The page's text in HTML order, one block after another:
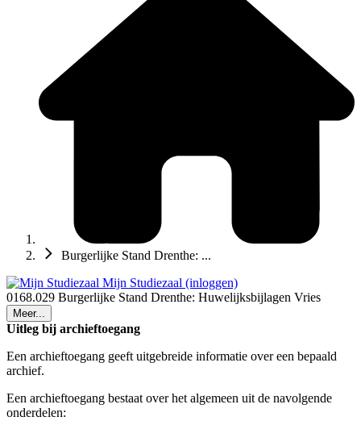
Burgerlijke Stand Drenthe: ...
Mijn Studiezaal (inloggen)
0168.029 Burgerlijke Stand Drenthe: Huwelijksbijlagen Vries
Meer...
Uitleg bij archieftoegang
Een archieftoegang geeft uitgebreide informatie over een bepaald
archief.
Een archieftoegang bestaat over het algemeen uit de navolgende
onderdelen: